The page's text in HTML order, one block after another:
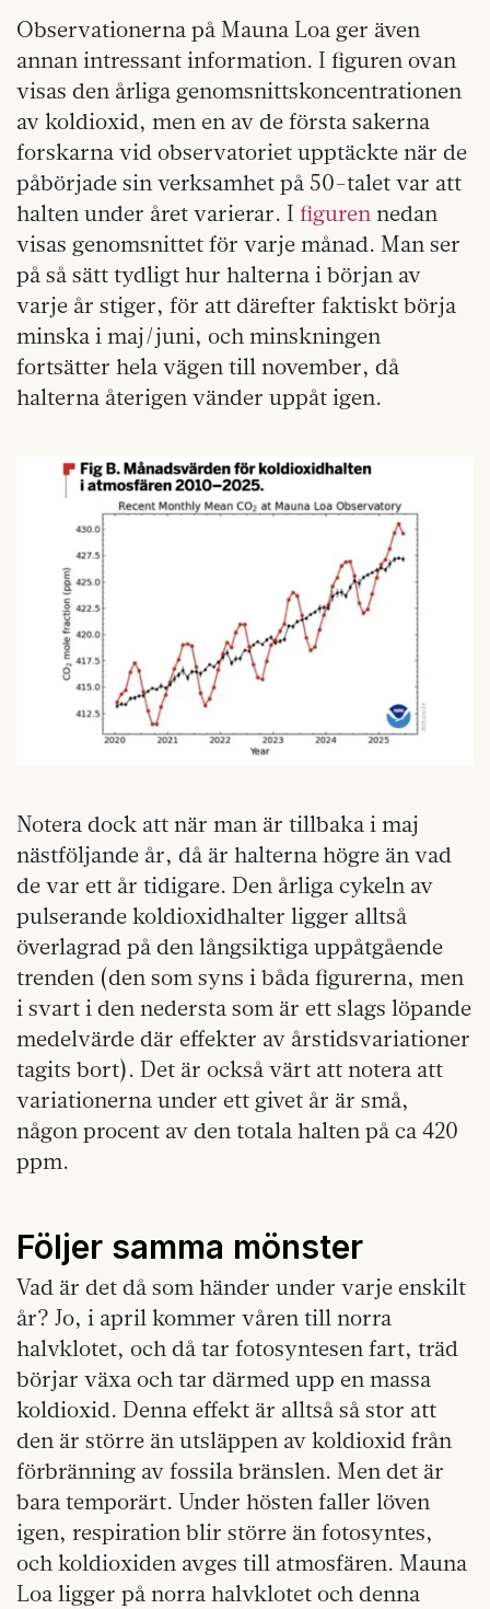
Observationerna på Mauna Loa ger även
annan intressant information. I figuren ovan
visas den årliga genomsnittskoncentrationen
av koldioxid, men en av de första sakerna
forskarna vid observatoriet upptäckte när de
påbörjade sin verksamhet på 50-talet var att
halten under året varierar. I figurennedan
visas genomsnittet för varje månad. Man ser
på så sätt tydligt hur halterna i början av
varje år stiger, för att därefter faktiskt börja
minska i maj/juni, och minskningen
fortsätter hela vägen till november, då
halterna återigen vänder uppåt igen.
Notera dock att när man är tillbaka i maj
nästföljande år, då är halterna högre än vad
de var ett år tidigare. Den årliga cykeln av
pulserande koldioxidhalter ligger alltså
överlagrad på den långsiktiga uppåtgående
trenden (den som syns i båda figurerna, men
i svart i den nedersta som är ett slags löpande
medelvärde där effekter av årstidsvariationer
tagits bort). Det är också värt att notera att
variationerna under ett givet år är små,
någon procent av den totala halten på ca 420
ppm.
Följer samma mönster
Vad är det då som händer under varje enskilt
år? Jo, i april kommer våren till norra
halvklotet, och då tar fotosyntesen fart, träd
börjar växa och tar därmed upp en massa
koldioxid. Denna effekt är alltså så stor att
den är större än utsläppen av koldioxid från
förbränning av fossila bränslen. Men det är
bara temporärt. Under hösten faller löven
igen, respiration blir större än fotosyntes,
och koldioxiden avges till atmosfären. Mauna
Loa ligger på norra halvklotet och denna